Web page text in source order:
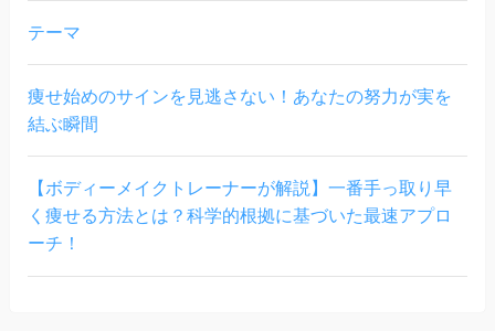
テーマ
痩せ始めのサインを見逃さない！あなたの努力が実を
結ぶ瞬間
【ボディーメイクトレーナーが解説】一番手っ取り早
く痩せる方法とは？科学的根拠に基づいた最速アプロ
ーチ！